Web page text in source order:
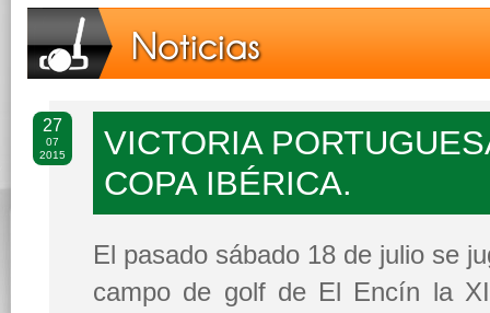
Noticias
VICTORIA
COPA IBÉRICA.
27
07
2015
El pasado sábado 18 de julio se
campo de golf de El Encín la